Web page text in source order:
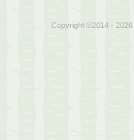
Copyright ©2014 - 2026